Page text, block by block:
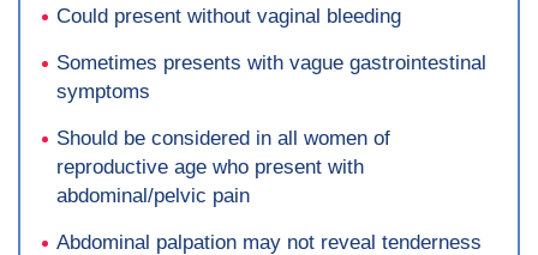
Could present without vaginal bleeding
Sometimes presents with vague gastrointestinal
symptoms
Should be considered in all women of
reproductive age who present with
abdominal/pelvic pain
Abdominal palpation may not reveal tenderness